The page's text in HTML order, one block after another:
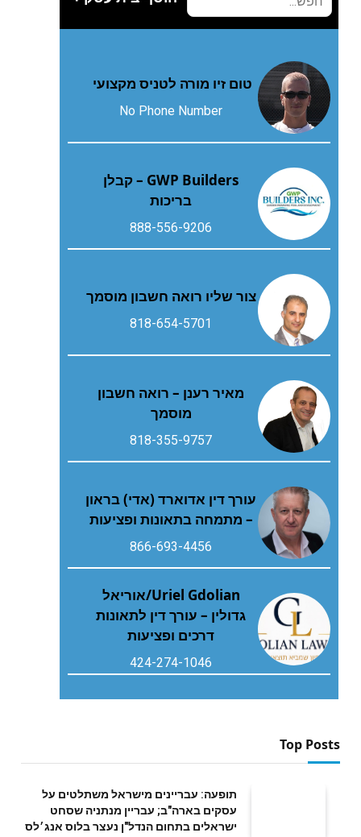
טום זיו מורה לטניס מקצועי
No Phone Number
GWP Builders – קבלן
בריכות
888-556-9206
צור שליו רואה חשבון מוסמך
818-654-5701
מאיר רענן – רואה חשבון
מוסמך
818-355-9757
עורך דין אדוארד (אדי) בראון
– מתמחה בתאונות ופציעות
866-693-4456
Uriel Gdolian/אוריאל
גדולין – עורך דין לתאונות
דרכים ופציעות
424-274-1046
Top Posts
תופעה: עבריינים מישראל משתלטים על
עסקים בארה"ב; עבריין מנתניה שסחט
ישראלים בתחום הנדל"ן נעצר בלוס אנג׳לס